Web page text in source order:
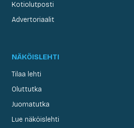
Kotiolutposti
Advertoriaalit
NÄKÖISLEHTI
Tilaa lehti
Oluttutka
Juomatutka
Lue näköislehti